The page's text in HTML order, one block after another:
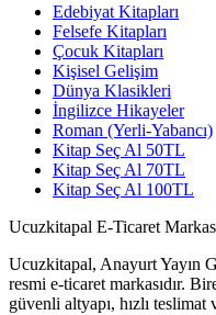
Edebiyat Kitapları
Felsefe Kitapları
Çocuk Kitapları
Kişisel Gelişim
Dünya Klasikleri
İngilizce Hikayeler
Roman (Yerli-Yabancı)
Kitap Seç Al 50TL
Kitap Seç Al 70TL
Kitap Seç Al 100TL
Ucuzkitapal E-Ticaret
Ucuzkitapal, Anayurt Yayın
resmi e-ticaret markasıdır.
güvenli altyapı, hızlı